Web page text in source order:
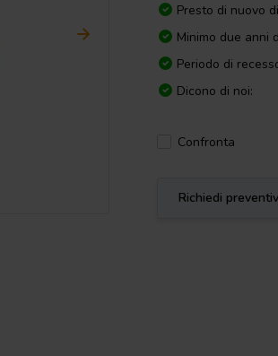
Presto di nuovo
Minimo due anni
Periodo di
Dicono di noi:
Confronta
Richiedi